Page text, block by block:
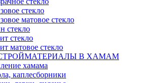
стекло
матовое стекло
стекло
стекло
матовое стекло
В ХАМАМ
хамама
каплесборники